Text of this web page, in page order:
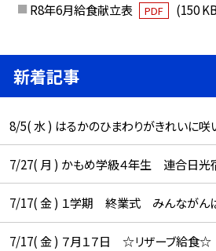
R8年6月給食献立表
PDF (150
新着記事
8/5( 水 ) はるかのひまわりがきれいに咲
7/27( 月 ) かもめ学級４年生 連合日光
7/17( 金 ) １学期 終業式 みんながん
7/17( 金 ) ７月１７日 ☆リザーブ給食☆